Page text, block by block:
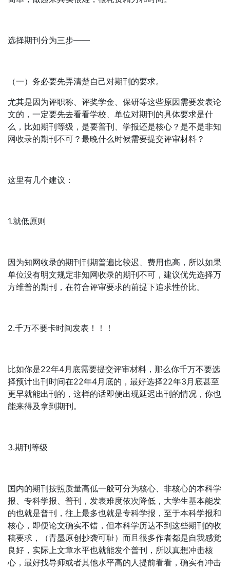
选择期刊分为三步——
（一）务必要先弄清楚自己对期刊的要求。
尤其是因为评职称、评奖学金、保研等这些原因需要发表论
文的，一定要先去看看学校、单位对期刊的具体要求是什
么，比如期刊等级，是要普刊、学报还是核心？是不是非知
网收录的期刊不可？最晚什么时候需要提交评审材料？
这里有几个建议：
1.就低原则
因为知网收录的期刊刊期普遍比较迟、费用也高，所以如果
单位没有明文规定非知网收录的期刊不可，建议优先选择万
方维普的期刊，在符合评审要求的前提下追求性价比。
2.千万不要卡时间发表！！！
比如你是22年4月底需要提交评审材料，那么你千万不要选
择预计出刊时间在22年4月底的，最好选择22年3月底甚至
更早就能出刊的，这样的话即便出现延迟出刊的情况，你也
能来得及拿到期刊。
3.期刊等级
国内的期刊按照质量高低一般可分为核心、非核心的本科学
报、专科学报、普刊，发表难度依次降低，大学生基本能发
的也就是普刊，往上最多也就是专科学报，至于本科学报和
核心，即便论文确实不错，但本科学历达不到这些期刊的收
稿要求，（青墨原创抄袭可耻）而且很多作者都是自我感觉
良好，实际上文章水平也就能发个普刊，所以真想冲击核
心，最好找导师或者其他水平高的人提前看看，确实有冲击